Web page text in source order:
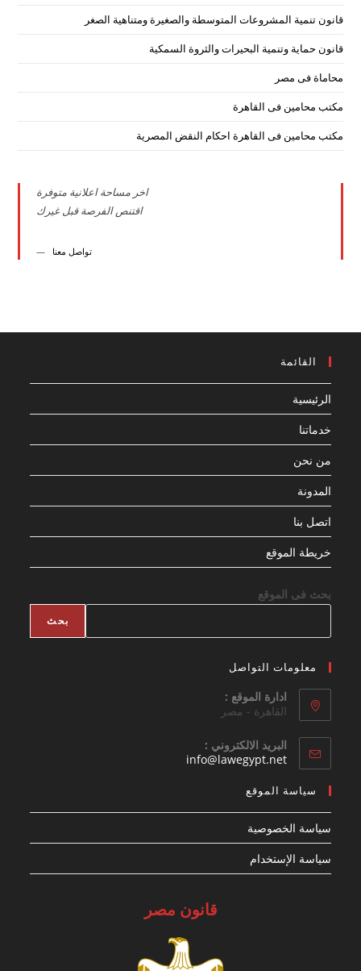
قانون تنمية المشروعات المتوسطة والصغيرة ومتناهية الصغر
قانون حماية وتنمية البحيرات والثروة السمكية
محاماة فى مصر
مكتب محامين فى القاهرة
مكتب محامين فى القاهرة احكام النقض المصرية
اخر مساحة اعلانية متوفرة
اقتنص الفرصة قبل غيرك
تواصل معنا
القائمة
الرئيسية
خدماتنا
من نحن
المدونة
اتصل بنا
خريطة الموقع
بحث فى الموقع
بحث
معلومات التواصل
ادارة الموقع :
القاهرة - مصر
البريد الالكتروني :
info@lawegypt.net
سياسة الموقع
سياسة الخصوصية
سياسة الإستخدام
قانون مصر